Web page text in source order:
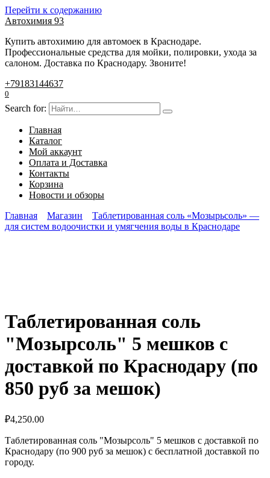
Перейти к содержанию
Автохимия 93
Купить автохимию для автомоек в Краснодаре.
Профессиональные средства для мойки, полировки, ухода за
салоном. Доставка по Краснодару. Звоните!
+79183144637
0
Search for:
Главная
Каталог
Мой аккаунт
Оплата и Доставка
Контакты
Корзина
Новости и обзоры
Главная
Магазин
Таблетированная соль «Мозырьсоль» —
для систем водоочистки и умягчения воды в Краснодаре
Таблетированная соль
"Мозырсоль" 5 мешков с
доставкой по Краснодару (по
850 руб за мешок)
₽4,250.00
Таблетированная соль "Мозырсоль" 5 мешков с доставкой по
Краснодару (по 900 руб за мешок) с бесплатной доставкой по
городу.